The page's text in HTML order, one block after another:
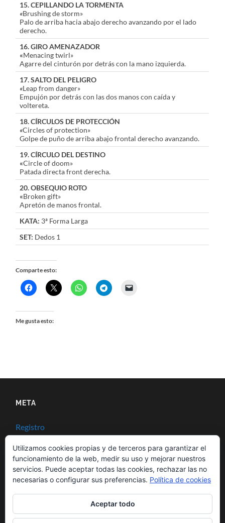
15. CEPILLANDO LA TORMENTA
«Brushing de storm»
Palo de arriba hacia abajo derecho avanzando por el lado
derecho.
16. GIRO AMENAZADOR
«Menacing twirl»
Agarre del cinturón por detrás con la mano izquierda.
17. SALTO DEL PELIGRO
«Leap from danger»
Empujón por detrás con las dos manos con caída y
voltereta.
18. CÍRCULOS DE PROTECCIÓN
«Circles of protection»
Golpe de puño de arriba abajo frontal derecho avanzando.
19. CÍRCULO DEL DESTINO
«Circle of doom»
Patada directa front derecha.
20. OBSEQUIO ROTO
«Broken gift»
Apretón de manos frontal.
KATA: 3ª Forma Larga
SET: Dedos 1
Comparte esto:
Me gusta esto:
META
Registro
Acceder
Feed de entradas
Utilizamos cookies propias y de terceros para garantizar el
funcionamiento de la web, medir su uso y mejorar nuestros
servicios. Puede aceptar todas las cookies, rechazar las no
necesarias o configurar sus preferencias. Política de cookies
Aceptar todo